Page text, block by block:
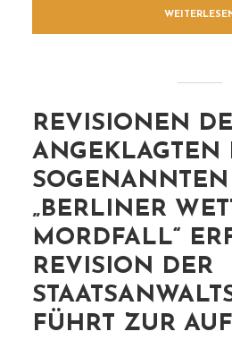
REVISIONEN
ANGEKLAGTEN
SOGENANNTEN
„BERLINER
MORDFALL“
REVISION DER
FÜHRT ZUR